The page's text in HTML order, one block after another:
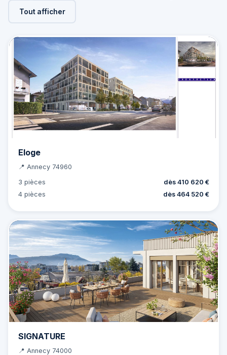
Tout afficher
Eloge
📍 Annecy 74960
3 pièces
dès 410 620 €
4 pièces
dès 464 520 €
SIGNATURE
📍 Annecy 74000